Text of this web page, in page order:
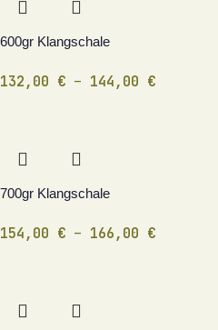
600gr Klangschale
132,00 € – 144,00 €
700gr Klangschale
154,00 € – 166,00 €